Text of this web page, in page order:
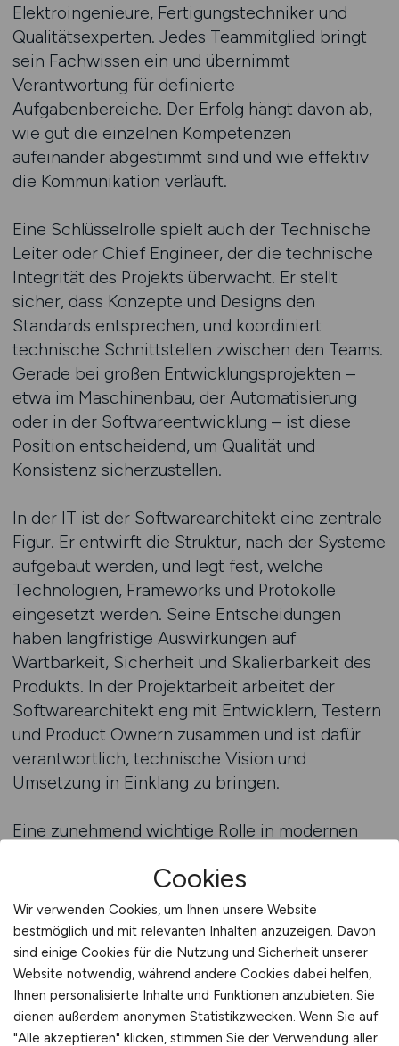
Elektroingenieure, Fertigungstechniker und
Qualitätsexperten. Jedes Teammitglied bringt
sein Fachwissen ein und übernimmt
Verantwortung für definierte
Aufgabenbereiche. Der Erfolg hängt davon ab,
wie gut die einzelnen Kompetenzen
aufeinander abgestimmt sind und wie effektiv
die Kommunikation verläuft.
Eine Schlüsselrolle spielt auch der Technische
Leiter oder Chief Engineer, der die technische
Integrität des Projekts überwacht. Er stellt
sicher, dass Konzepte und Designs den
Standards entsprechen, und koordiniert
technische Schnittstellen zwischen den Teams.
Gerade bei großen Entwicklungsprojekten –
etwa im Maschinenbau, der Automatisierung
oder in der Softwareentwicklung – ist diese
Position entscheidend, um Qualität und
Konsistenz sicherzustellen.
In der IT ist der Softwarearchitekt eine zentrale
Figur. Er entwirft die Struktur, nach der Systeme
aufgebaut werden, und legt fest, welche
Technologien, Frameworks und Protokolle
eingesetzt werden. Seine Entscheidungen
haben langfristige Auswirkungen auf
Wartbarkeit, Sicherheit und Skalierbarkeit des
Produkts. In der Projektarbeit arbeitet der
Softwarearchitekt eng mit Entwicklern, Testern
und Product Ownern zusammen und ist dafür
verantwortlich, technische Vision und
Umsetzung in Einklang zu bringen.
Eine zunehmend wichtige Rolle in modernen
repräsentiert die Kundenseite und definiert, was
entwickelt werden soll. Seine Aufgabe ist es,
Anforderungen zu priorisieren, Feedback zu
integrieren und sicherzustellen, dass das
Endprodukt den tatsächlichen Bedürfnissen
entspricht. In agilen Teams arbeitet der Product
Owner eng mit dem Scrum Master und dem
Cookies
Wir verwenden Cookies, um Ihnen unsere Website
bestmöglich und mit relevanten Inhalten anzuzeigen. Davon
sind einige Cookies für die Nutzung und Sicherheit unserer
Website notwendig, während andere Cookies dabei helfen,
Ihnen personalisierte Inhalte und Funktionen anzubieten. Sie
dienen außerdem anonymen Statistikzwecken. Wenn Sie auf
"Alle akzeptieren" klicken, stimmen Sie der Verwendung aller